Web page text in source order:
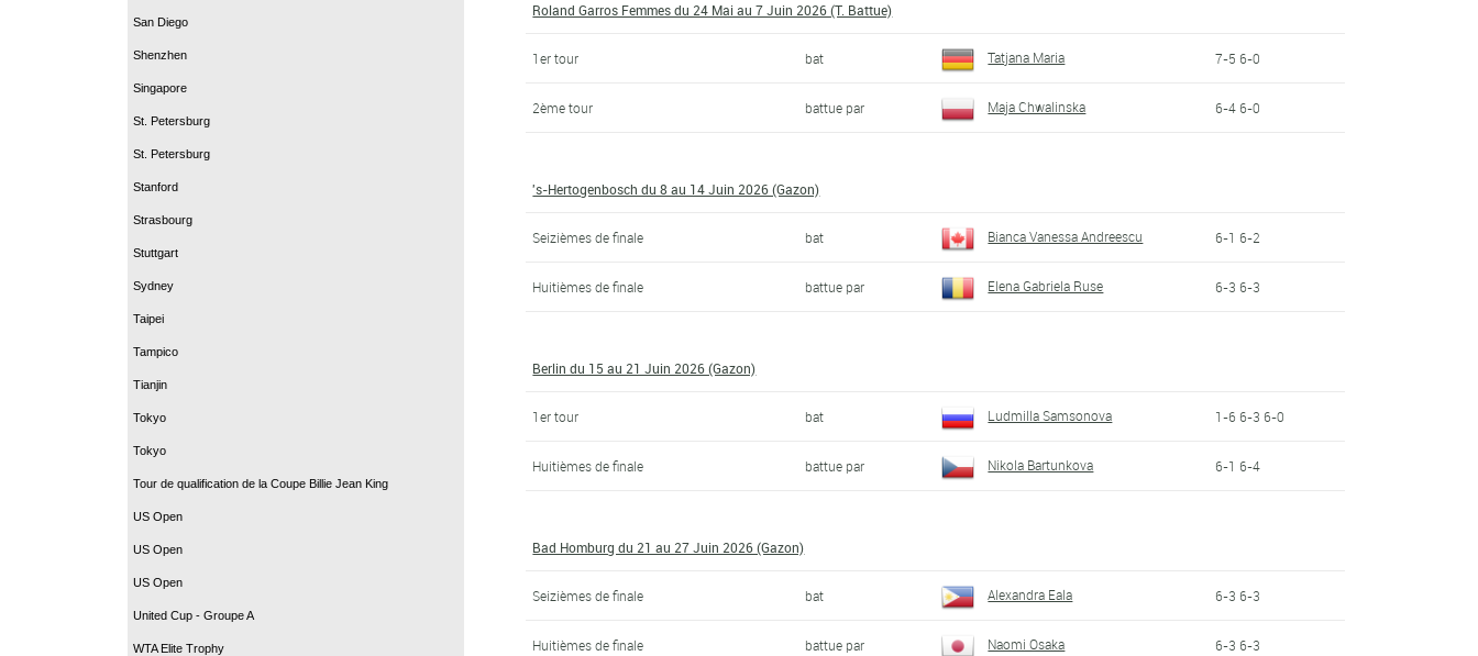
San Diego
Shenzhen
Singapore
St. Petersburg
St. Petersburg
Stanford
Strasbourg
Stuttgart
Sydney
Taipei
Tampico
Tianjin
Tokyo
Tokyo
Tour de qualification de la Coupe Billie Jean King
US Open
US Open
US Open
United Cup - Groupe A
WTA Elite Trophy
Roland Garros Femmes du 24 Mai au 7 Juin 2026 (T. Battue)
1er tour bat Tatjana Maria 7-5 6-0
2ème tour battue par Maja Chwalinska 6-4 6-0
's-Hertogenbosch du 8 au 14 Juin 2026 (Gazon)
Seizièmes de finale bat Bianca Vanessa Andreescu 6-1 6-2
Huitièmes de finale battue par Elena Gabriela Ruse 6-3 6-3
Berlin du 15 au 21 Juin 2026 (Gazon)
1er tour bat Ludmilla Samsonova 1-6 6-3 6-0
Huitièmes de finale battue par Nikola Bartunkova 6-1 6-4
Bad Homburg du 21 au 27 Juin 2026 (Gazon)
Seizièmes de finale bat Alexandra Eala 6-3 6-3
Huitièmes de finale battue par Naomi Osaka 6-3 6-3